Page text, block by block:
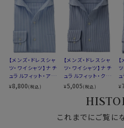
くたっとせずきちんと衿立ち、き
うになっています。
ノーネクタイ専用のややカジュア
ながら、非常にエレガントなシャツで
ノーネクタイのクールビズスタイル
たテレワークスタイルにうってつ
ょう。
WEBミーティングの画面映えも抜
S-37～LL-43・3L-45cm / トール
第一ボタンあり
なし
前立て
裏前立て
後身頃
バックダーツ入り
ポケット
ポケットあり
柄
ストライプ
カフス
ラウンドカット
アジャスタブル
コンバーチブルカフス
S-37～LL-43・3L-
【メンズ・ドレスシャ
ツ・ワイシャツ】ナチ
ュラルフィット・アイ
スコットン・プレミア
ムコットン・イージ
¥8,800(税込)
【メンズ・ドレスシャ
ツ・ワイシャツ】ナチ
ュラルフィット・クー
ルマックス・ドライ・
形態安定・オックス
フォード・イタリアン
カラー・ワイドカラ
ー・第一ボタンあり・
SALE
¥5,005(税込) ¥
これまでにご覧に